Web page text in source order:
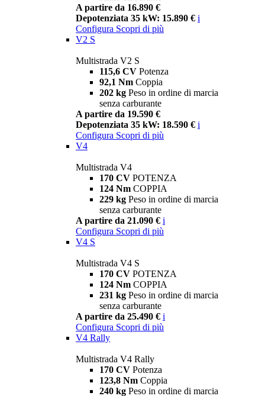
A partire da 16.890 €
Depotenziata 35 kW: 15.890 € i
Configura Scopri di più
V2 S
Multistrada V2 S
115,6 CV Potenza
92,1 Nm Coppia
202 kg Peso in ordine di marcia
senza carburante
A partire da 19.590 €
Depotenziata 35 kW: 18.590 € i
Configura Scopri di più
V4
Multistrada V4
170 CV POTENZA
124 Nm COPPIA
229 kg Peso in ordine di marcia
senza carburante
A partire da 21.090 € i
Configura Scopri di più
V4 S
Multistrada V4 S
170 CV POTENZA
124 Nm COPPIA
231 kg Peso in ordine di marcia
senza carburante
A partire da 25.490 € i
Configura Scopri di più
V4 Rally
Multistrada V4 Rally
170 CV Potenza
123,8 Nm Coppia
240 kg Peso in ordine di marcia